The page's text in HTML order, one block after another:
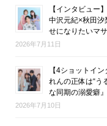
【インタビュー
中沢元紀×秋田汐
せになりたいマサ
2026年7月11日
【4ショットイ
れんの正体は“う
な同期の溺愛癖』
2026年7月10日